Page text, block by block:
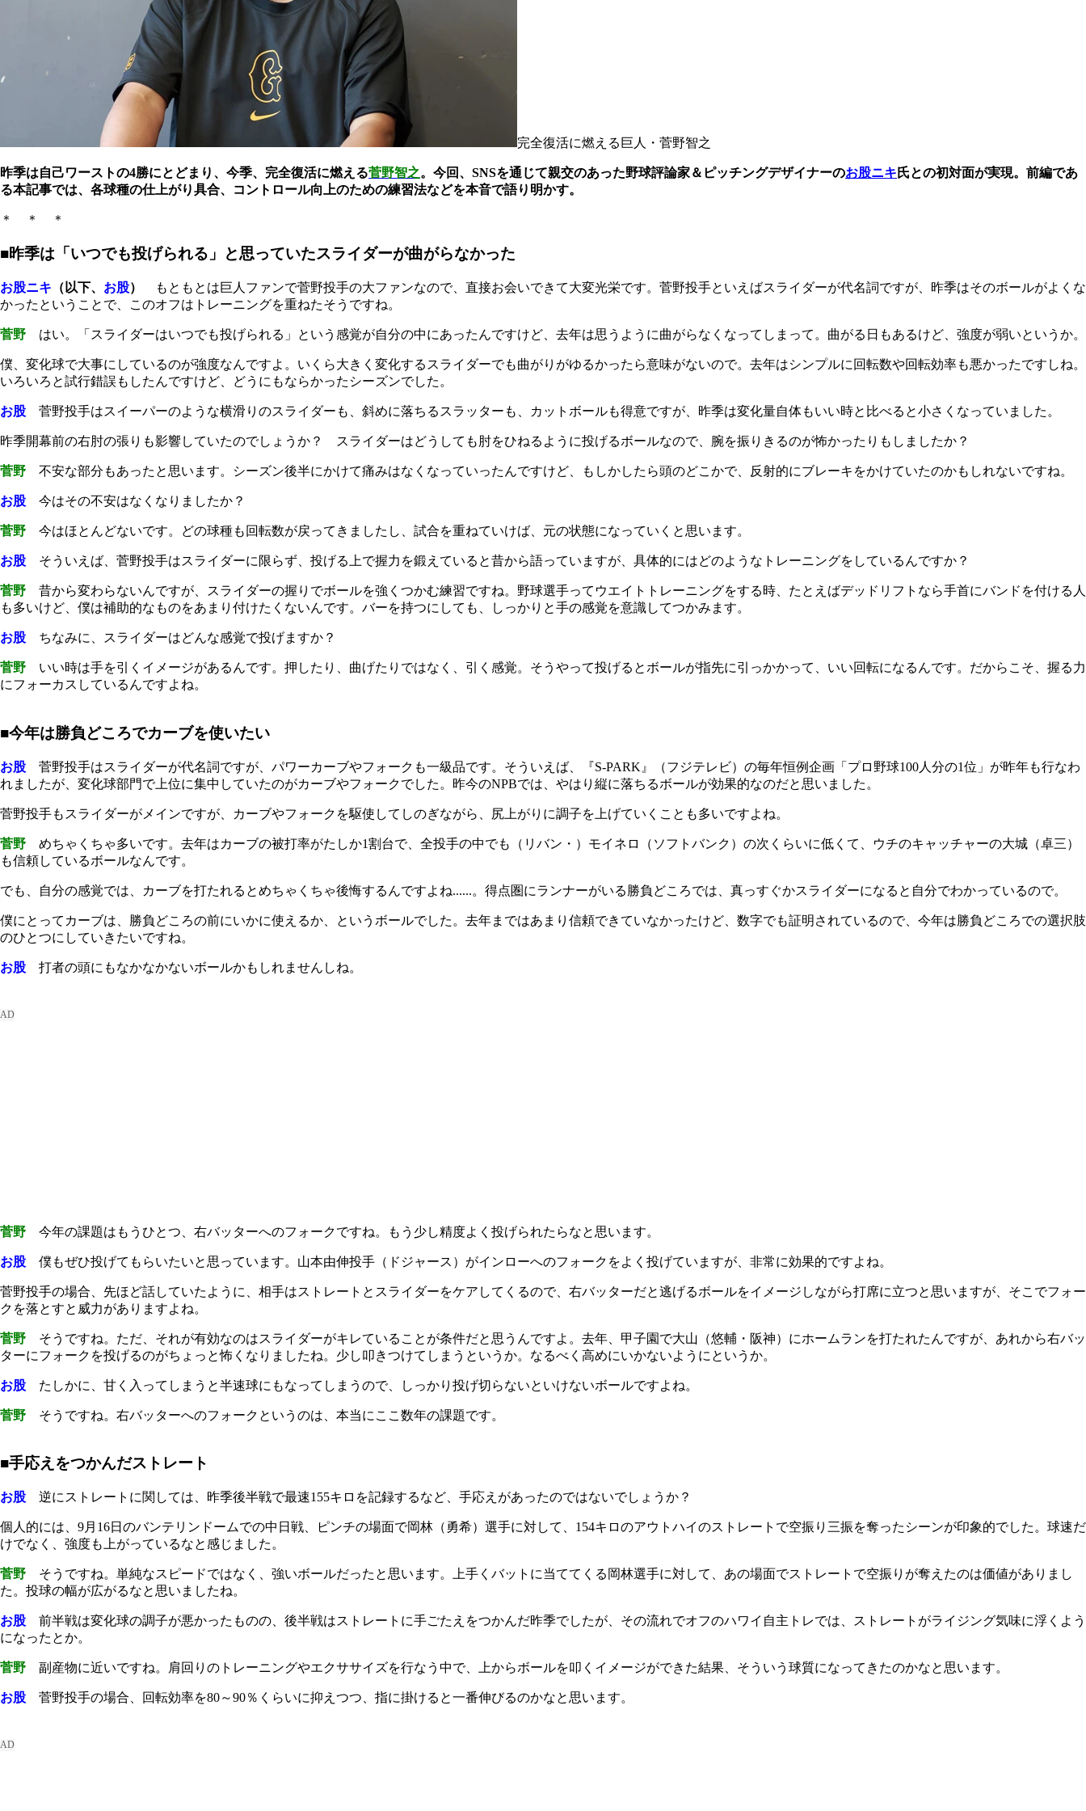
完全復活に燃える巨人・菅野智之
昨季は自己ワーストの4勝にとどまり、今季、完全復活に燃える菅野智之。今回、SNSを通じて親交のあった野球評論家＆ピッチングデザイナーのお股ニキ 氏との初対面が実現。前編であ
る本記事では、各球種の仕上がり具合、コントロール向上のための練習法などを本音で語り明かす。
＊ ＊ ＊
■昨季は「いつでも投げられる」と思っていたスライダーが曲がらなかった
お股ニキ （以下、 お股）
もともとは巨人ファンで菅野投手の大ファンなので、直接お会いできて大変光栄です。菅野投手といえばスライダーが代名詞ですが、昨季はそのボールがよくな
かったということで、このオフはトレーニングを重ねたそうですね。
菅野 はい。「スライダーはいつでも投げられる」という感覚が自分の中にあったんですけど、去年は思うように曲がらなくなってしまって。曲がる日もあるけど、強度が弱いというか。
僕、変化球で大事にしているのが強度なんですよ。いくら大きく変化するスライダーでも曲がりがゆるかったら意味がないので。去年はシンプルに回転数や回転効率も悪かったですしね。
いろいろと試行錯誤もしたんですけど、どうにもならかったシーズンでした。
お股 菅野投手はスイーパーのような横滑りのスライダーも、斜めに落ちるスラッターも、カットボールも得意ですが、昨季は変化量自体もいい時と比べると小さくなっていました。
昨季開幕前の右肘の張りも影響していたのでしょうか？ スライダーはどうしても肘をひねるように投げるボールなので、腕を振りきるのが怖かったりもしましたか？
菅野 不安な部分もあったと思います。シーズン後半にかけて痛みはなくなっていったんですけど、もしかしたら頭のどこかで、反射的にブレーキをかけていたのかもしれないですね。
お股 今はその不安はなくなりましたか？
菅野 今はほとんどないです。どの球種も回転数が戻ってきましたし、試合を重ねていけば、元の状態になっていくと思います。
お股 そういえば、菅野投手はスライダーに限らず、投げる上で握力を鍛えていると昔から語っていますが、具体的にはどのようなトレーニングをしているんですか？
菅野 昔から変わらないんですが、スライダーの握りでボールを強くつかむ練習ですね。野球選手ってウエイトトレーニングをする時、たとえばデッドリフトなら手首にバンドを付ける人
も多いけど、僕は補助的なものをあまり付けたくないんです。バーを持つにしても、しっかりと手の感覚を意識してつかみます。
お股 ちなみに、スライダーはどんな感覚で投げますか？
菅野 いい時は手を引くイメージがあるんです。押したり、曲げたりではなく、引く感覚。そうやって投げるとボールが指先に引っかかって、いい回転になるんです。だからこそ、握る力
にフォーカスしているんですよね。
■今年は勝負どころでカーブを使いたい
お股 菅野投手はスライダーが代名詞ですが、パワーカーブやフォークも一級品です。そういえば、『S‐PARK』（フジテレビ）の毎年恒例企画「プロ野球100人分の1位」が昨年も行なわ
れましたが、変化球部門で上位に集中していたのがカーブやフォークでした。昨今のNPBでは、やはり縦に落ちるボールが効果的なのだと思いました。
菅野投手もスライダーがメインですが、カーブやフォークを駆使してしのぎながら、尻上がりに調子を上げていくことも多いですよね。
菅野 めちゃくちゃ多いです。去年はカーブの被打率がたしか1割台で、全投手の中でも（リバン・）モイネロ（ソフトバンク）の次くらいに低くて、ウチのキャッチャーの大城（卓三）
も信頼しているボールなんです。
でも、自分の感覚では、カーブを打たれるとめちゃくちゃ後悔するんですよね......。得点圏にランナーがいる勝負どころでは、真っすぐかスライダーになると自分でわかっているので。
僕にとってカーブは、勝負どころの前にいかに使えるか、というボールでした。去年まではあまり信頼できていなかったけど、数字でも証明されているので、今年は勝負どころでの選択肢
のひとつにしていきたいですね。
お股 打者の頭にもなかなかないボールかもしれませんしね。
菅野 今年の課題はもうひとつ、右バッターへのフォークですね。もう少し精度よく投げられたらなと思います。
お股 僕もぜひ投げてもらいたいと思っています。山本由伸投手（ドジャース）がインローへのフォークをよく投げていますが、非常に効果的ですよね。
菅野投手の場合、先ほど話していたように、相手はストレートとスライダーをケアしてくるので、右バッターだと逃げるボールをイメージしながら打席に立つと思いますが、そこでフォー
クを落とすと威力がありますよね。
菅野 そうですね。ただ、それが有効なのはスライダーがキレていることが条件だと思うんですよ。去年、甲子園で大山（悠輔・阪神）にホームランを打たれたんですが、あれから右バッ
ターにフォークを投げるのがちょっと怖くなりましたね。少し叩きつけてしまうというか。なるべく高めにいかないようにというか。
お股 たしかに、甘く入ってしまうと半速球にもなってしまうので、しっかり投げ切らないといけないボールですよね。
菅野 そうですね。右バッターへのフォークというのは、本当にここ数年の課題です。
■手応えをつかんだストレート
お股 逆にストレートに関しては、昨季後半戦で最速155キロを記録するなど、手応えがあったのではないでしょうか？
個人的には、9月16日のバンテリンドームでの中日戦、ピンチの場面で岡林（勇希）選手に対して、154キロのアウトハイのストレートで空振り三振を奪ったシーンが印象的でした。球速だ
けでなく、強度も上がっているなと感じました。
菅野 そうですね。単純なスピードではなく、強いボールだったと思います。上手くバットに当ててくる岡林選手に対して、あの場面でストレートで空振りが奪えたのは価値がありまし
た。投球の幅が広がるなと思いましたね。
お股 前半戦は変化球の調子が悪かったものの、後半戦はストレートに手ごたえをつかんだ昨季でしたが、その流れでオフのハワイ自主トレでは、ストレートがライジング気味に浮くよう
になったとか。
菅野 副産物に近いですね。肩回りのトレーニングやエクササイズを行なう中で、上からボールを叩くイメージができた結果、そういう球質になってきたのかなと思います。
お股 菅野投手の場合、回転効率を80～90％くらいに抑えつつ、指に掛けると一番伸びるのかなと思います。